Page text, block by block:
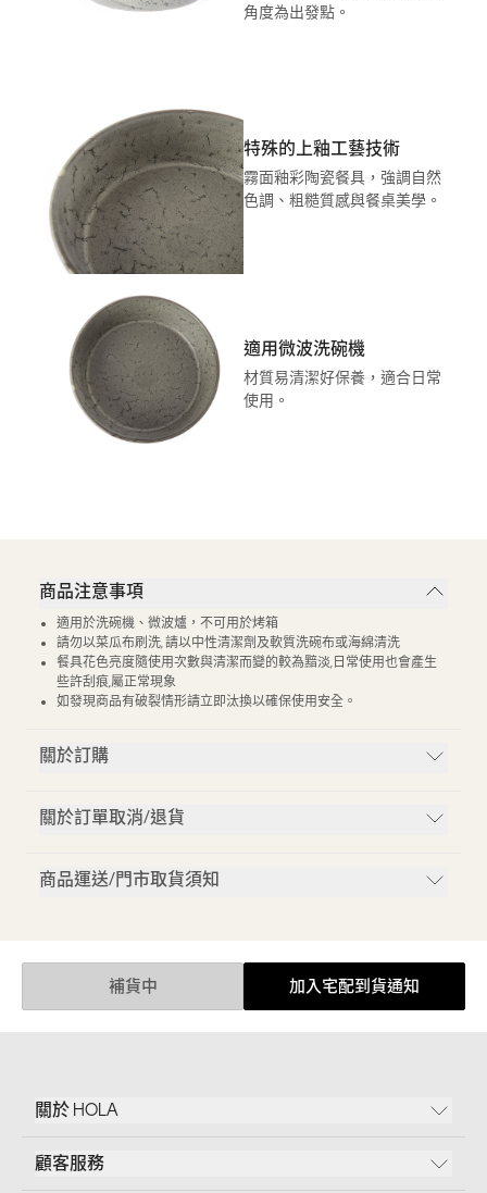
角度為出發點。
特殊的上釉工藝技術
霧面釉彩陶瓷餐具，強調自然
色調、粗糙質感與餐桌美學。
適用微波洗碗機
材質易清潔好保養，適合日常
使用。
商品注意事項
適用於洗碗機、微波爐，不可用於烤箱
請勿以菜瓜布刷洗, 請以中性清潔劑及軟質洗碗布或海綿清洗
餐具花色亮度隨使用次數與清潔而變的較為黯淡,日常使用也會產生
些許刮痕,屬正常現象
如發現商品有破裂情形請立即汰換以確保使用安全。
關於訂購
關於訂單取消/退貨
商品運送/門市取貨須知
補貨中 加入宅配到貨通知
關於 HOLA
顧客服務